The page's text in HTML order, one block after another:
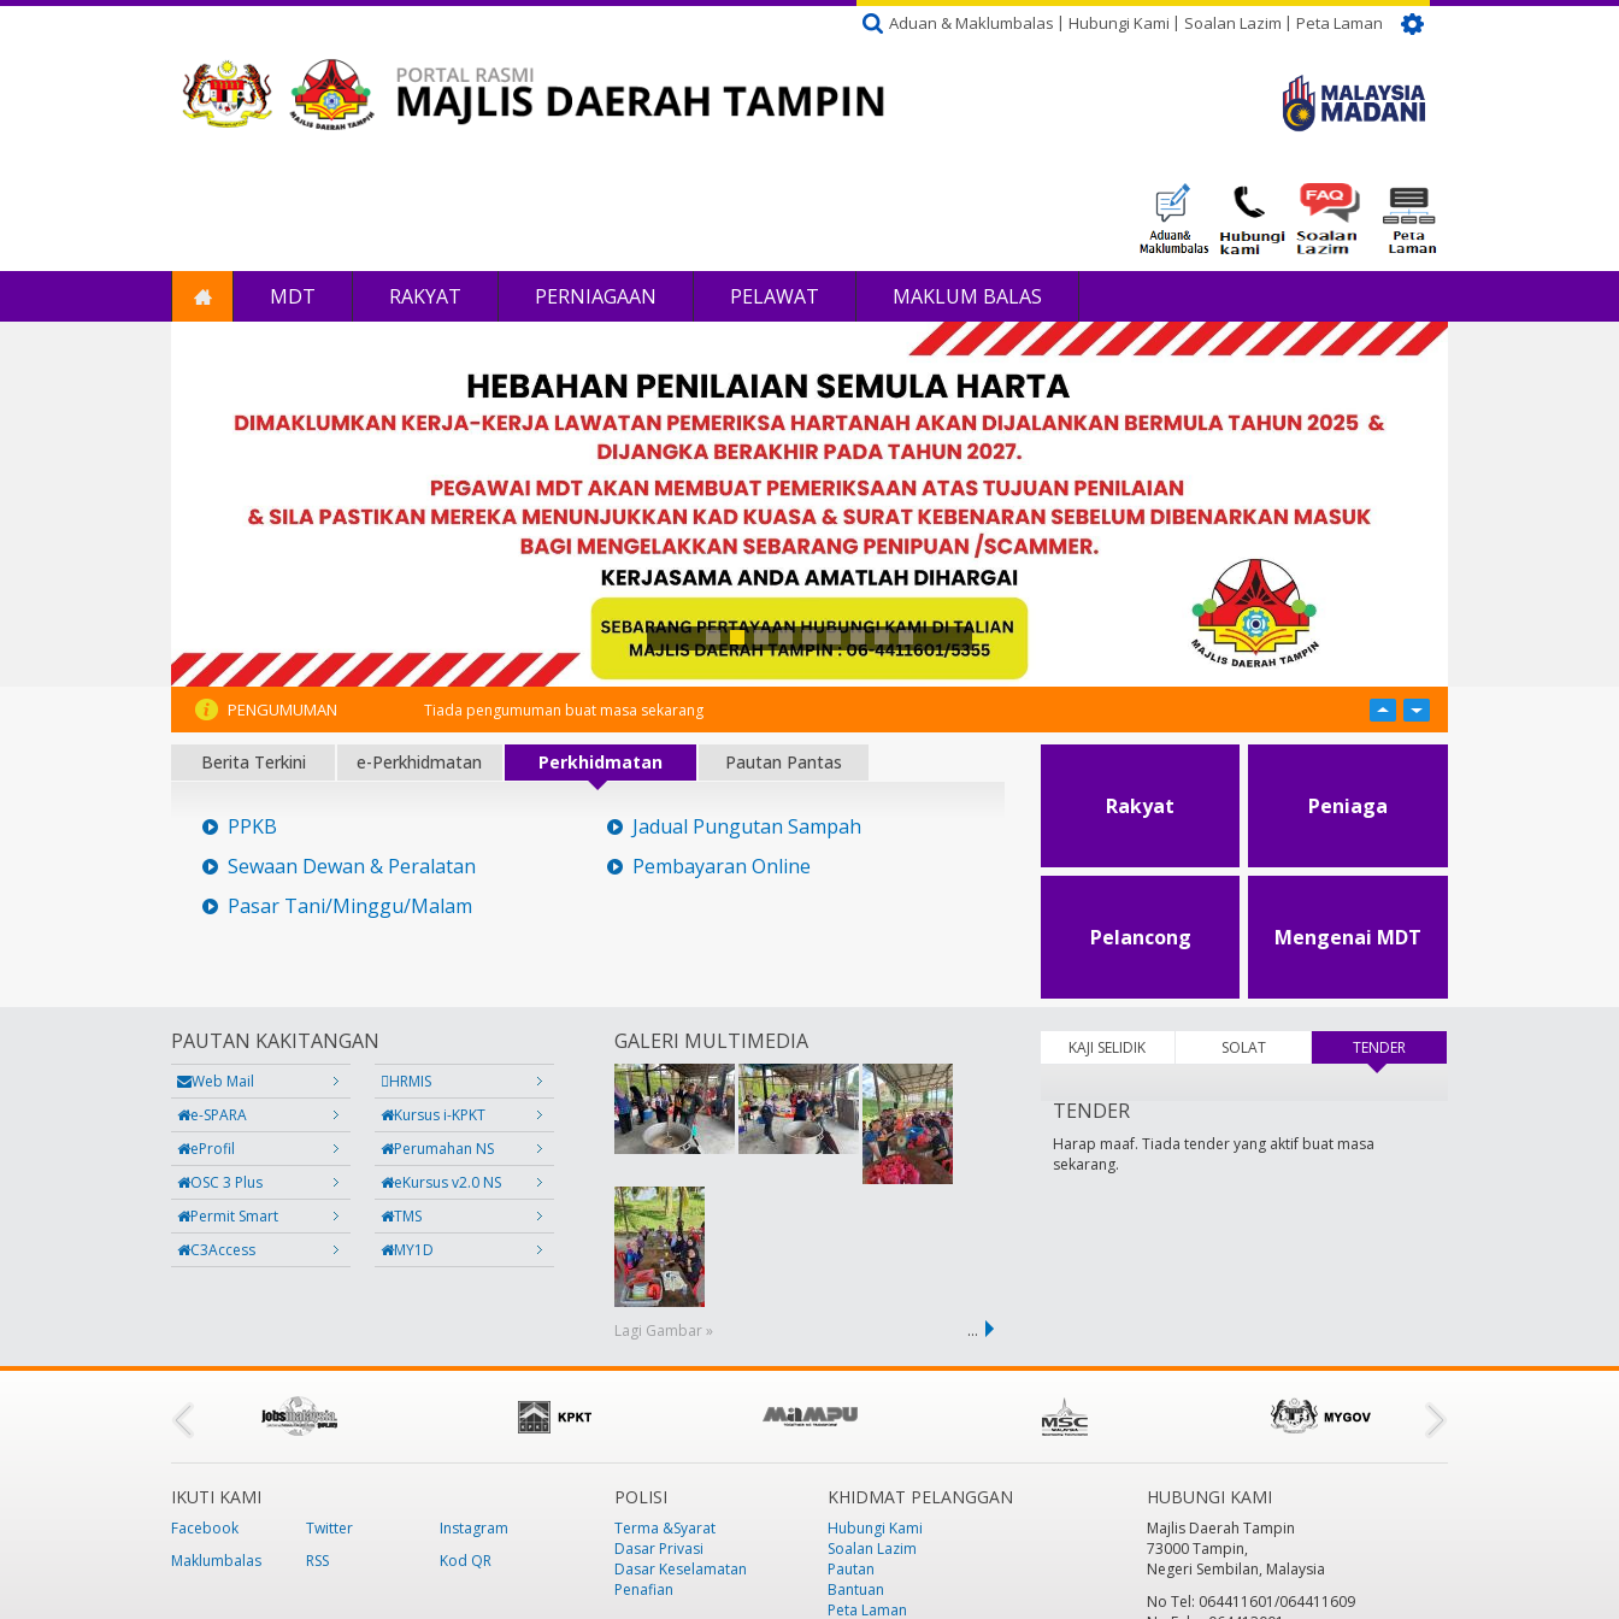
Aduan & Maklumbalas Hubungi Kami Soalan Lazim Peta Laman
MDT RAKYAT PERNIAGAAN PELAWAT MAKLUM BALAS
PENGUMUMAN Tiada pengumuman buat masa sekarang
Berita Terkini e-Perkhidmatan Perkhidmatan Pautan Pantas
PPKB
Sewaan Dewan & Peralatan
Pasar Tani/Minggu/Malam
Jadual Pungutan Sampah
Pembayaran Online
Rakyat Peniaga
Pelancong Mengenai MDT
PAUTAN KAKITANGAN
Web Mail
HRMIS
e-SPARA
Kursus i-KPKT
eProfil
Perumahan NS
OSC 3 Plus
eKursus v2.0 NS
Permit Smart
TMS
C3Access
MY1D
GALERI MULTIMEDIA
Lagi Gambar » …
KAJI SELIDIK SOLAT TENDER(tab aktif)
TENDER
Harap maaf. Tiada tender yang aktif buat masa
sekarang.
IKUTI KAMI
Facebook Twitter
Instagram
Maklumbalas
RSS Kod QR
POLISI
Terma &Syarat
Dasar Privasi
Dasar Keselamatan
Penafian
KHIDMAT PELANGGAN
Hubungi Kami
Soalan Lazim
Pautan
Bantuan
Peta Laman
HUBUNGI KAMI
Majlis Daerah Tampin
73000 Tampin,
Negeri Sembilan, Malaysia
No Tel: 064411601/064411609